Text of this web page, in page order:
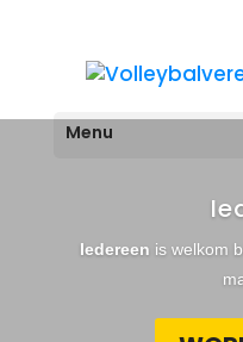
Iedereen is welkom